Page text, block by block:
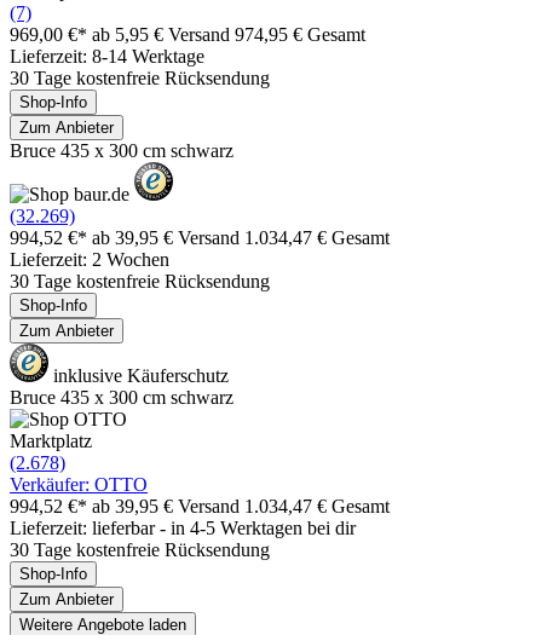
(7)
969,00 €* ab 5,95 € Versand 974,95 € Gesamt
Lieferzeit: 8-14 Werktage
30 Tage kostenfreie Rücksendung
Shop-Info
Zum Anbieter
Bruce 435 x 300 cm schwarz
(32.269)
994,52 €* ab 39,95 € Versand 1.034,47 € Gesamt
Lieferzeit: 2 Wochen
30 Tage kostenfreie Rücksendung
Shop-Info
Zum Anbieter
inklusive Käuferschutz
Bruce 435 x 300 cm schwarz
Marktplatz
(2.678)
Verkäufer: OTTO
994,52 €* ab 39,95 € Versand 1.034,47 € Gesamt
Lieferzeit: lieferbar - in 4-5 Werktagen bei dir
30 Tage kostenfreie Rücksendung
Shop-Info
Zum Anbieter
Weitere Angebote laden